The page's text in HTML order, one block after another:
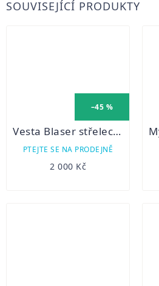
SOUVISEJÍCÍ PRODUKTY
–45 %
Vesta Blaser střelecká
PTEJTE SE NA PRODEJNĚ
2 000 Kč